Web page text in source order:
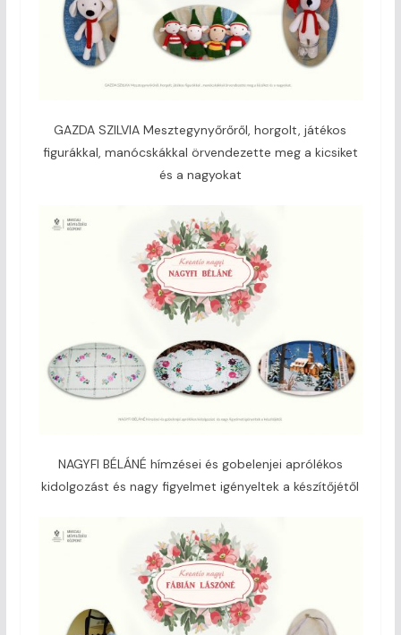
GAZDA SZILVIA Mesztegynyőrőről, horgolt, játékos
figurákkal, manócskákkal örvendezette meg a kicsiket
és a nagyokat
NAGYFI BÉLÁNÉ hímzései és gobelenjei aprólékos
kidolgozást és nagy figyelmet igényeltek a készítőjétől